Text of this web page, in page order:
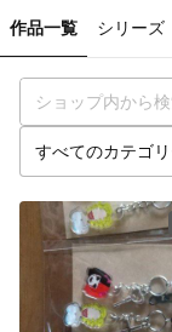
作品一覧 シリーズ